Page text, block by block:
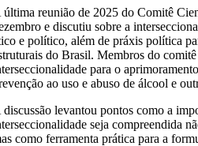
última reunião de 2025 do Comitê
e discutiu sobre a
e político, além de práxis política
do Brasil. Membros do
para o
ao uso e abuso de álcool e
discussão levantou pontos como a
seja compreendida
como ferramenta prática para a